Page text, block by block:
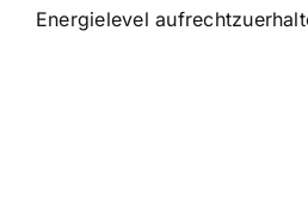
Energielevel